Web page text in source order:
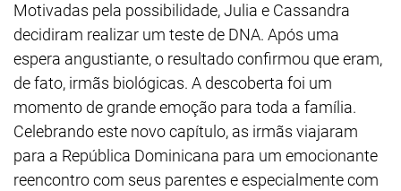
Motivadas pela possibilidade, Julia e Cassandra
decidiram realizar um teste de DNA. Após uma
espera angustiante, o resultado confirmou que eram,
de fato, irmãs biológicas. A descoberta foi um
momento de grande emoção para toda a família.
Celebrando este novo capítulo, as irmãs viajaram
para a República Dominicana para um emocionante
reencontro com seus parentes e especialmente com